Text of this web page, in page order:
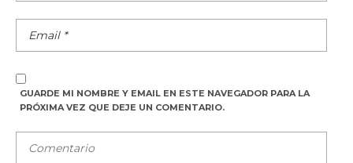
GUARDE MI NOMBRE Y EMAIL EN ESTE NAVEGADOR PARA LA
PRÓXIMA VEZ QUE DEJE UN COMENTARIO.